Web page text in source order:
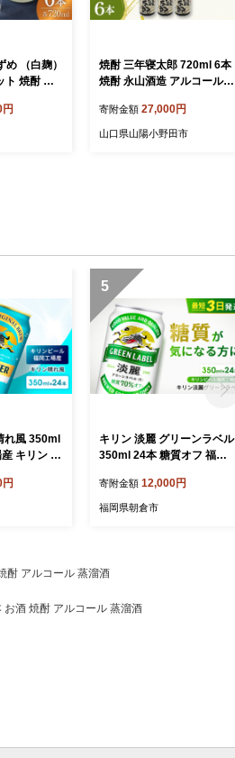
（白麹）
ト 焼酎 麦
産 大分県
焼酎 三年寝太郎 720ml 6本
焼酎 永山酒造 アルコール
寄附金額 27,000円
山口県山陽小野田市
れ風 350ml
キリン ビ
5
キリン 淡麗 グリーンラベル
350ml 24本 糖質オフ 福岡
ビール 発泡酒 送料無料 ギ
フト 内祝い ケース
寄附金額 12,000円
福岡県朝倉市
酎 アルコール 蒸溜酒
酒 焼酎 アルコール 蒸溜酒